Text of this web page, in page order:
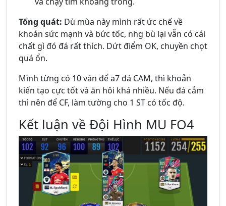
Tổng quát: Dù mùa này mình rất ức chế về
khoản sức mạnh và bức tốc, nhg bù lại vẫn có cái
chất gì đó đá rất thích. Dứt điểm OK, chuyền chọt
quá ổn.
Mình từng có 10 ván để a7 đá CAM, thì khoản
kiến tạo cực tốt và ăn hôi khá nhiều. Nếu đá cắm
thì nên để CF, làm tường cho 1 ST có tốc độ.
Kết luận về Đội Hình MU FO4